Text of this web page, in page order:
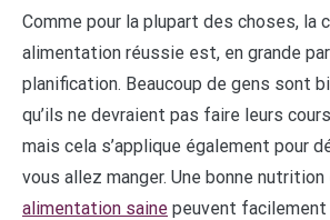
Comme pour la plupart des choses, la
alimentation réussie est, en grande
planification. Beaucoup de gens sont
qu’ils ne devraient pas faire leurs
mais cela s’applique également pour
vous allez manger. Une bonne nutrition
alimentation saine peuvent facilement